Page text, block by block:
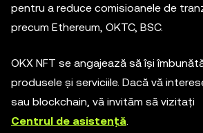
pentru a reduce comisioanele de
precum Ethereum, OKTC, BSC.
OKX NFT se angajează să își
produsele și serviciile. Dacă vă
sau blockchain, vă invităm să vizitați
Centrul de asistență